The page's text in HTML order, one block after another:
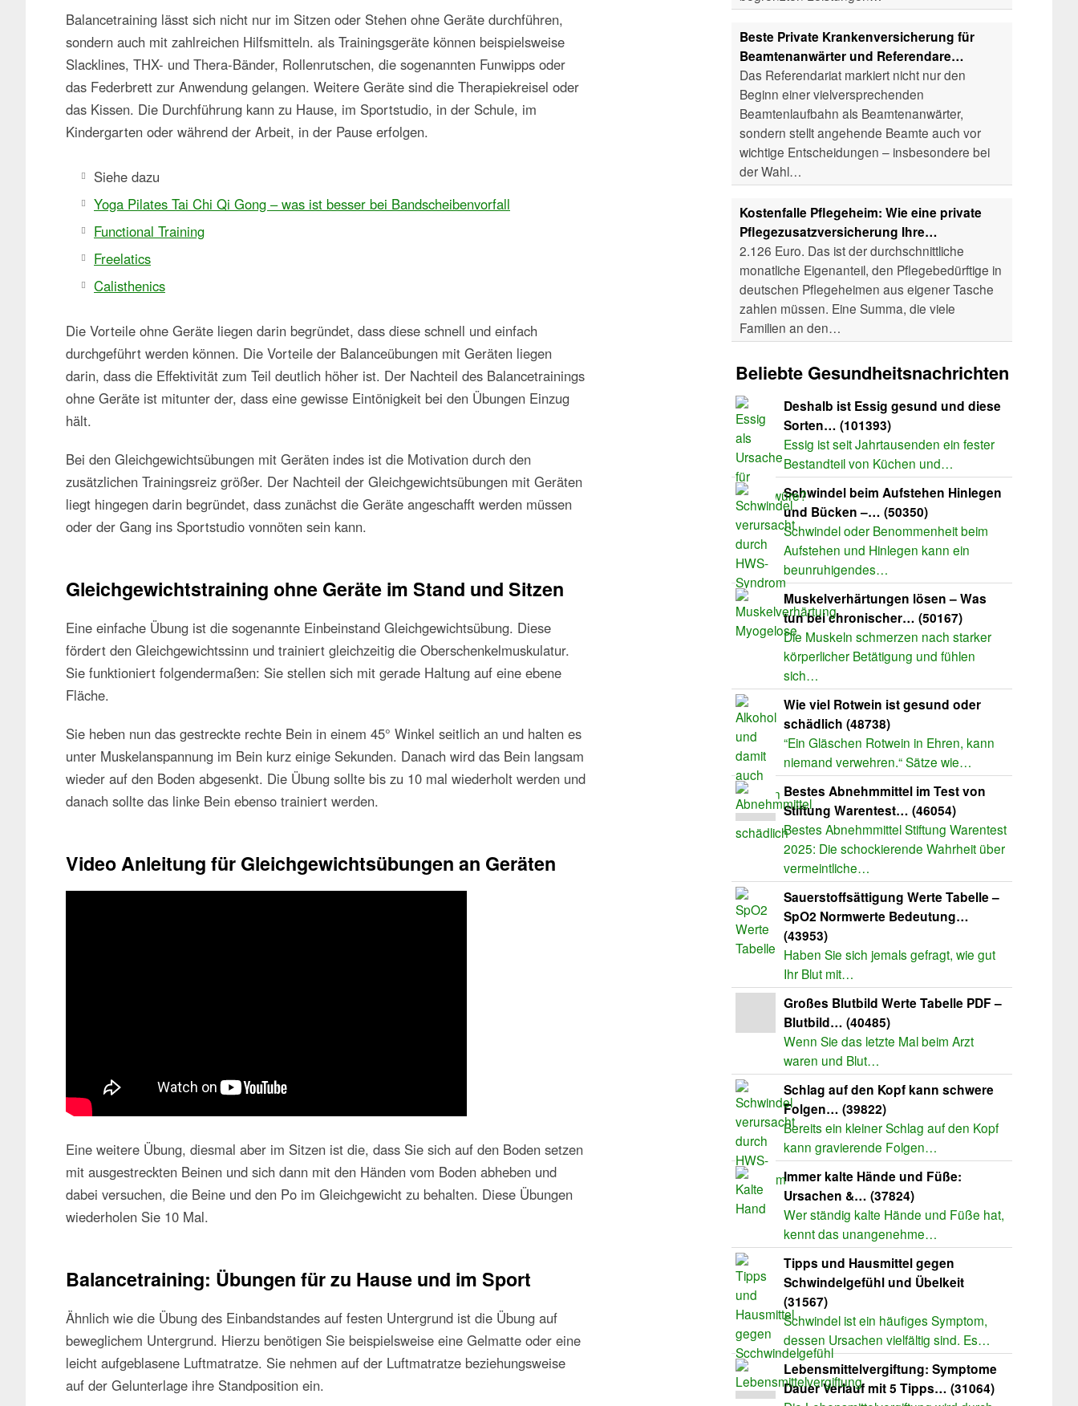
Balancetraining lässt sich nicht nur im Sitzen oder Stehen ohne Geräte durchführen,
sondern auch mit zahlreichen Hilfsmitteln. als Trainingsgeräte können beispielsweise
Slacklines, THX- und Thera-Bänder, Rollenrutschen, die sogenannten Funwipps oder
das Federbrett zur Anwendung gelangen. Weitere Geräte sind die Therapiekreisel oder
das Kissen. Die Durchführung kann zu Hause, im Sportstudio, in der Schule, im
Kindergarten oder während der Arbeit, in der Pause erfolgen.
Siehe dazu
Yoga Pilates Tai Chi Qi Gong – was ist besser bei Bandscheibenvorfall
Functional Training
Freelatics
Calisthenics
Die Vorteile ohne Geräte liegen darin begründet, dass diese schnell und einfach
durchgeführt werden können. Die Vorteile der Balanceübungen mit Geräten liegen
darin, dass die Effektivität zum Teil deutlich höher ist. Der Nachteil des Balancetrainings
ohne Geräte ist mitunter der, dass eine gewisse Eintönigkeit bei den Übungen Einzug
hält.
Bei den Gleichgewichtsübungen mit Geräten indes ist die Motivation durch den
zusätzlichen Trainingsreiz größer. Der Nachteil der Gleichgewichtsübungen mit Geräten
liegt hingegen darin begründet, dass zunächst die Geräte angeschafft werden müssen
oder der Gang ins Sportstudio vonnöten sein kann.
Gleichgewichtstraining ohne Geräte im Stand und Sitzen
Eine einfache Übung ist die sogenannte Einbeinstand Gleichgewichtsübung. Diese
fördert den Gleichgewichtssinn und trainiert gleichzeitig die Oberschenkelmuskulatur.
Sie funktioniert folgendermaßen: Sie stellen sich mit gerade Haltung auf eine ebene
Fläche.
Sie heben nun das gestreckte rechte Bein in einem 45° Winkel seitlich an und halten es
unter Muskelanspannung im Bein kurz einige Sekunden. Danach wird das Bein langsam
wieder auf den Boden abgesenkt. Die Übung sollte bis zu 10 mal wiederholt werden und
danach sollte das linke Bein ebenso trainiert werden.
Video Anleitung für Gleichgewichtsübungen an Geräten
Eine weitere Übung, diesmal aber im Sitzen ist die, dass Sie sich auf den Boden setzen
mit ausgestreckten Beinen und sich dann mit den Händen vom Boden abheben und
dabei versuchen, die Beine und den Po im Gleichgewicht zu behalten. Diese Übungen
wiederholen Sie 10 Mal.
Balancetraining: Übungen für zu Hause und im Sport
Ähnlich wie die Übung des Einbandstandes auf festen Untergrund ist die Übung auf
beweglichem Untergrund. Hierzu benötigen Sie beispielsweise eine Gelmatte oder eine
leicht aufgeblasene Luftmatratze. Sie nehmen auf der Luftmatratze beziehungsweise
auf der Gelunterlage ihre Standposition ein.
Beste Private Krankenversicherung für
Beamtenanwärter und Referendare…
Das Referendariat markiert nicht nur den
Beginn einer vielversprechenden
Beamtenlaufbahn als Beamtenanwärter,
sondern stellt angehende Beamte auch vor
wichtige Entscheidungen – insbesondere bei
der Wahl…
Kostenfalle Pflegeheim: Wie eine private
Pflegezusatzversicherung Ihre…
2.126 Euro. Das ist der durchschnittliche
monatliche Eigenanteil, den Pflegebedürftige in
deutschen Pflegeheimen aus eigener Tasche
zahlen müssen. Eine Summa, die viele
Familien an den…
Beliebte Gesundheitsnachrichten
Deshalb ist Essig gesund und diese
Sorten… (101393)
Essig ist seit Jahrtausenden ein fester
Bestandteil von Küchen und…
Schwindel beim Aufstehen Hinlegen
und Bücken –… (50350)
Schwindel oder Benommenheit beim
Aufstehen und Hinlegen kann ein
beunruhigendes…
Muskelverhärtungen lösen – Was
tun bei chronischer… (50167)
Die Muskeln schmerzen nach starker
körperlicher Betätigung und fühlen
sich…
Wie viel Rotwein ist gesund oder
schädlich (48738)
“Ein Gläschen Rotwein in Ehren, kann
niemand verwehren.“ Sätze wie…
Bestes Abnehmmittel im Test von
Stiftung Warentest… (46054)
Bestes Abnehmmittel Stiftung Warentest
2025: Die schockierende Wahrheit über
vermeintliche…
Sauerstoffsättigung Werte Tabelle –
SpO2 Normwerte Bedeutung…
(43953)
Haben Sie sich jemals gefragt, wie gut
Ihr Blut mit…
Großes Blutbild Werte Tabelle PDF –
Blutbild… (40485)
Wenn Sie das letzte Mal beim Arzt
waren und Blut…
Schlag auf den Kopf kann schwere
Folgen… (39822)
Bereits ein kleiner Schlag auf den Kopf
kann gravierende Folgen…
Immer kalte Hände und Füße:
Ursachen &… (37824)
Wer ständig kalte Hände und Füße hat,
kennt das unangenehme…
Tipps und Hausmittel gegen
Schwindelgefühl und Übelkeit
(31567)
Schwindel ist ein häufiges Symptom,
dessen Ursachen vielfältig sind. Es…
Lebensmittelvergiftung: Symptome
Dauer Verlauf mit 5 Tipps… (31064)